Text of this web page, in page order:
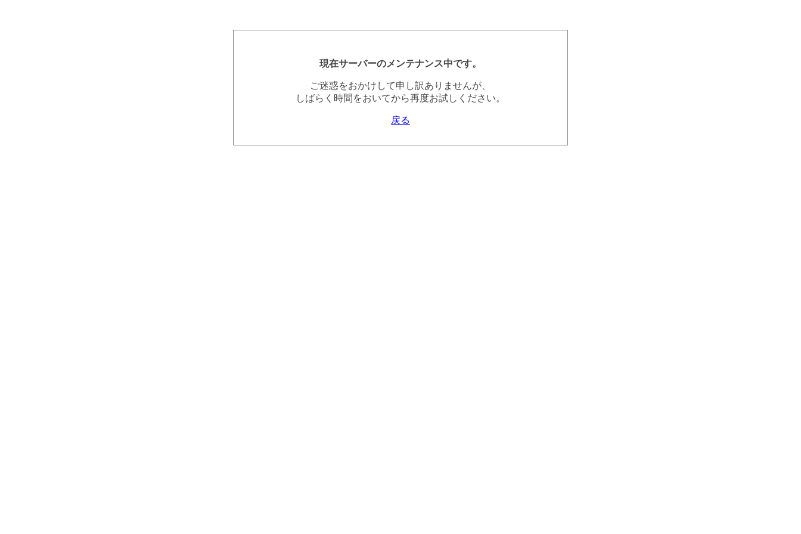
現在サーバーのメンテナンス中です。
ご迷惑をおかけして申し訳ありませんが、
しばらく時間をおいてから再度お試しください。
戻る